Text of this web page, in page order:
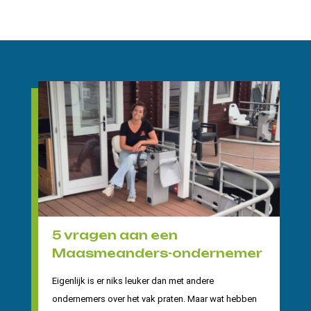
5 vragen aan een
Maasmeanders-ondernemer
Eigenlijk is er niks leuker dan met andere
ondernemers over het vak praten. Maar wat hebben